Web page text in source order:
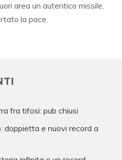
area un autentico missile,
la pace.
fra tifosi: pub chiusi
doppietta e nuovi record a